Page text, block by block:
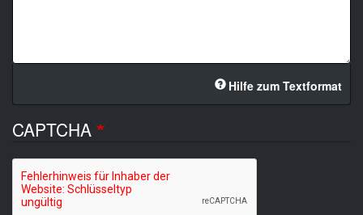
Hilfe zum Textformat
CAPTCHA